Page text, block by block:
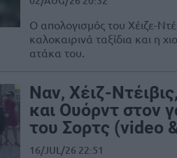
Ο απολογισμός του Χέιζε-
καλοκαιρινά ταξίδια και η
ατάκα του.
Ναν, Χέιζ-
και Ουόρντ στον
του Σορτς (video
16/JUL/26 22:51